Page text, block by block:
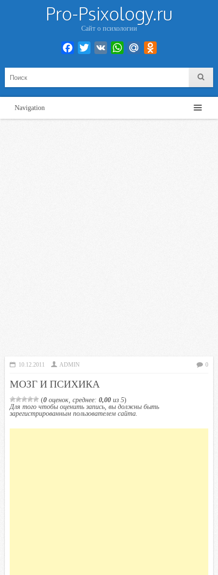
Pro-Psixology.ru
Сайт о психологии
Facebook
Twitter VK WhatsAppMail.Ru
Navigation
10.12.2011 ADMIN 0
МОЗГ И ПСИХИКА
(0 оценок, среднее: 0,00 из 5)
Для того чтобы оценить запись, вы должны быть
зарегистрированным пользователем сайта.